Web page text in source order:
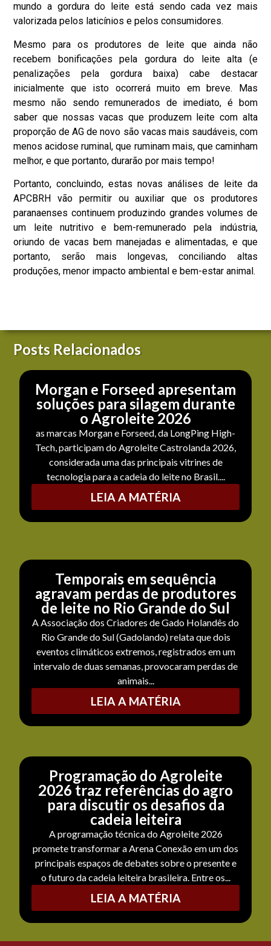
mundo a gordura do leite está sendo cada vez mais
valorizada pelos laticínios e pelos consumidores.
Mesmo para os produtores de leite que ainda não
recebem bonificações pela gordura do leite alta (e
penalizações pela gordura baixa) cabe destacar
inicialmente que isto ocorrerá muito em breve. Mas
mesmo não sendo remunerados de imediato, é bom
saber que nossas vacas que produzem leite com alta
proporção de AG de novo são vacas mais saudáveis, com
menos acidose ruminal, que ruminam mais, que caminham
melhor, e que portanto, durarão por mais tempo!
Portanto, concluindo, estas novas análises de leite da
APCBRH vão permitir ou auxiliar que os produtores
paranaenses continuem produzindo grandes volumes de
um leite nutritivo e bem-remunerado pela indústria,
oriundo de vacas bem manejadas e alimentadas, e que
portanto, serão mais longevas, conciliando altas
produções, menor impacto ambiental e bem-estar animal.
Posts Relacionados
Morgan e Forseed apresentam
soluções para silagem durante
o Agroleite 2026
as marcas Morgan e Forseed, da LongPing High-
Tech, participam do Agroleite Castrolanda 2026,
considerada uma das principais vitrines de
tecnologia para a cadeia do leite no Brasil....
LEIA A MATÉRIA
Temporais em sequência
agravam perdas de produtores
de leite no Rio Grande do Sul
A Associação dos Criadores de Gado Holandês do
Rio Grande do Sul (Gadolando) relata que dois
eventos climáticos extremos, registrados em um
intervalo de duas semanas, provocaram perdas de
animais...
LEIA A MATÉRIA
Programação do Agroleite
2026 traz referências do agro
para discutir os desafios da
cadeia leiteira
A programação técnica do Agroleite 2026
promete transformar a Arena Conexão em um dos
principais espaços de debates sobre o presente e
o futuro da cadeia leiteira brasileira. Entre os...
LEIA A MATÉRIA